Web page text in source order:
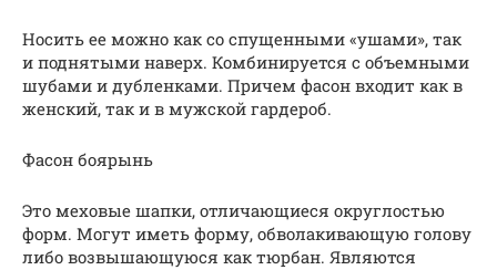
Носить ее можно как со спущенными «ушами», так
и поднятыми наверх. Комбинируется с объемными
шубами и дубленками. Причем фасон входит как в
женский, так и в мужской гардероб.
Фасон боярынь
Это меховые шапки, отличающиеся округлостью
форм. Могут иметь форму, обволакивающую голову
либо возвышающуюся как тюрбан. Являются